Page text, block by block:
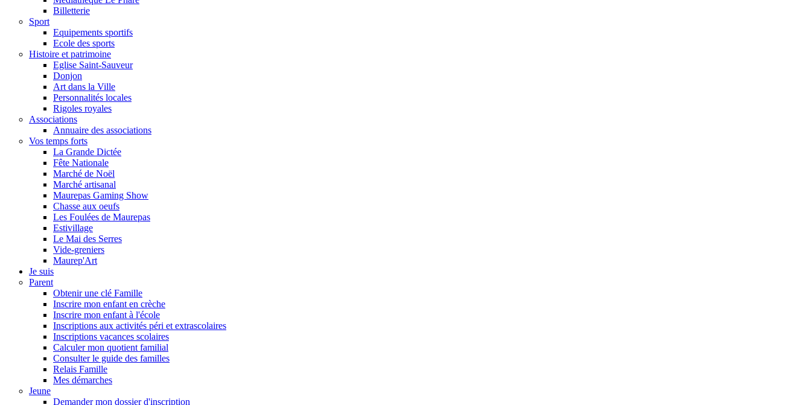
Billetterie
Sport
Equipements sportifs
Ecole des sports
Histoire et patrimoine
Eglise Saint-Sauveur
Donjon
Art dans la Ville
Personnalités locales
Rigoles royales
Associations
Annuaire des associations
Vos temps forts
La Grande Dictée
Fête Nationale
Marché de Noël
Marché artisanal
Maurepas Gaming Show
Chasse aux oeufs
Les Foulées de Maurepas
Estivillage
Le Mai des Serres
Vide-greniers
Maurep'Art
Je suis
Parent
Obtenir une clé Famille
Inscrire mon enfant en crèche
Inscrire mon enfant à l'école
Inscriptions aux activités péri et extrascolaires
Inscriptions vacances scolaires
Calculer mon quotient familial
Consulter le guide des familles
Relais Famille
Mes démarches
Jeune
Demander mon dossier d'inscription